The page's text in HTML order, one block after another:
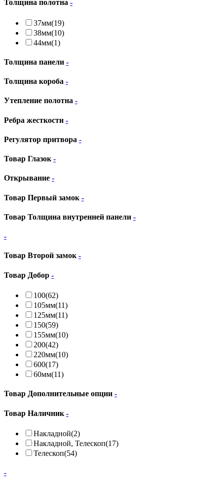
Толщина полотна -
37мм(19)
38мм(10)
44мм(1)
Толщина панели -
Толщина короба -
Утепление полотна -
Ребра жесткости -
Регулятор притвора -
Товар Глазок -
Открывание -
Товар Первый замок -
Товар Толщина внутренней панели -
-
Товар Второй замок-
Товар Добор -
100(62)
105мм(11)
125мм(11)
150(59)
155мм(10)
200(42)
220мм(10)
600(17)
60мм(11)
Товар Дополнительные опции -
Товар Наличник -
Накладной(2)
Накладной, Телескоп(17)
Телескоп(54)
-